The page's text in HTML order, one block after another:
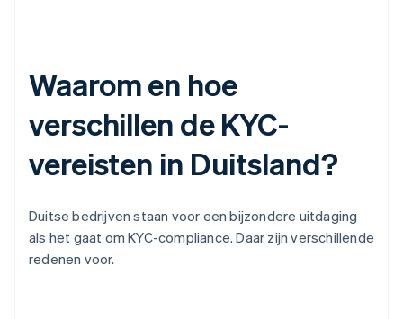
Waarom en hoe
verschillen de KYC-
vereisten in Duitsland?
Duitse bedrijven staan voor een bijzondere uitdaging
als het gaat om KYC-compliance. Daar zijn verschillende
redenen voor.